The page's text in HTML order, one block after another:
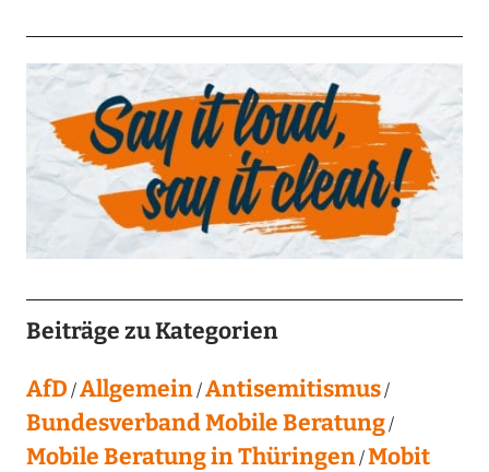
Beiträge zu Kategorien
AfD Allgemein Antisemitismus
Bundesverband Mobile Beratung
Mobile Beratung in Thüringen Mobit